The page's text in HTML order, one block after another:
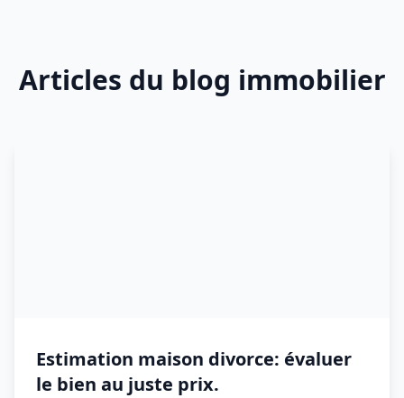
Articles du blog immobilier
Estimation maison divorce: évaluer
le bien au juste prix.